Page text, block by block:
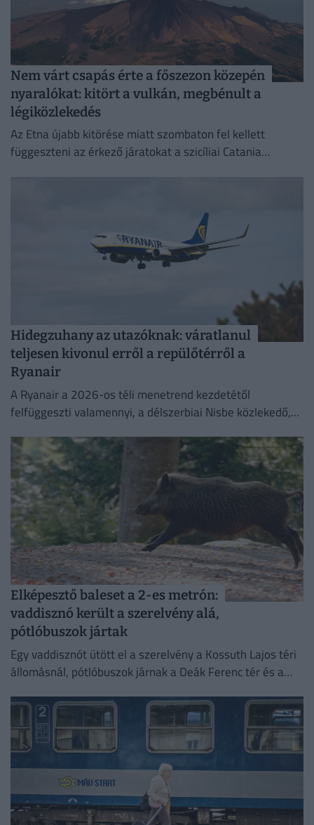
Nem várt csapás érte a főszezon közepén
nyaralókat: kitört a vulkán, megbénult a
légiközlekedés
Az Etna újabb kitörése miatt szombaton fel kellett
függeszteni az érkező járatokat a szicíliai Catania
Hidegzuhany az utazóknak: váratlanul
teljesen kivonul erről a repülőtérről a
Ryanair
A Ryanair a 2026-os téli menetrend kezdetétől
felfüggeszti valamennyi, a délszerbiai Nisbe közlekedő,
Elképesztő baleset a 2-es metrón:
vaddisznó került a szerelvény alá,
pótlóbuszok jártak
Egy vaddisznót ütött el a szerelvény a Kossuth Lajos téri
állomásnál, pótlóbuszok járnak a Deák Ferenc tér és a